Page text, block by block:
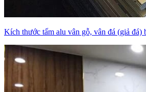
Kích thước tấm alu vân gỗ, vân đá (giả đá)